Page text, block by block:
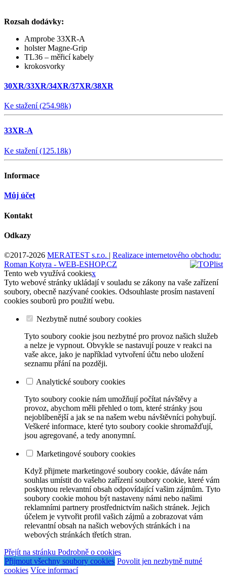
Rozsah dodávky:
Amprobe 33XR-A
holster Magne-Grip
TL36 – měřicí kabely
krokosvorky
30XR/33XR/34XR/37XR/38XR
Ke stažení (254.98k)
33XR-A
Ke stažení (125.18k)
Informace
Můj účet
Kontakt
Odkazy
©2017-2026 MERATEST s.r.o. | Realizace internetového obchodu:
Roman Kotyra - WEB-ESHOP.CZ
Tento web využívá cookiesx
Tyto webové stránky ukládají v souladu se zákony na vaše zařízení
soubory, obecně nazývané cookies. Odsouhlaste prosím nastavení
cookies souborů pro použití webu.
Nezbytně nutné soubory cookies
Tyto soubory cookie jsou nezbytné pro provoz našich služeb
a nelze je vypnout. Obvykle se nastavují pouze v reakci na
vaše akce, jako je například vytvoření účtu nebo uložení
seznamu přání na později.
Analytické soubory cookies
Tyto soubory cookie nám umožňují počítat návštěvy a
provoz, abychom měli přehled o tom, které stránky jsou
nejoblíbenější a jak se na našem webu návštěvníci pohybují.
Veškeré informace, které tyto soubory cookie shromažďují,
jsou agregované, a tedy anonymní.
Marketingové soubory cookies
Když přijmete marketingové soubory cookie, dáváte nám
souhlas umístit do vašeho zařízení soubory cookie, které vám
poskytnou relevantní obsah odpovídající vašim zájmům. Tyto
soubory cookie mohou být nastaveny námi nebo našimi
reklamními partnery prostřednictvím našich stránek. Jejich
účelem je vytvořit profil vašich zájmů a zobrazovat vám
relevantní obsah na našich webových stránkách i na
webových stránkách třetích stran.
Přejít na stránku Podrobně o cookies
Přijmout všechny soubory cookies Povolit jen nezbytně nutné
cookies Více informací